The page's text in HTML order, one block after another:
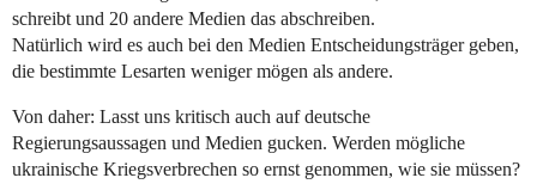
schreibt und 20 andere Medien das abschreiben.
Natürlich wird es auch bei den Medien Entscheidungsträger geben,
die bestimmte Lesarten weniger mögen als andere.
Von daher: Lasst uns kritisch auch auf deutsche
Regierungsaussagen und Medien gucken. Werden mögliche
ukrainische Kriegsverbrechen so ernst genommen, wie sie müssen?